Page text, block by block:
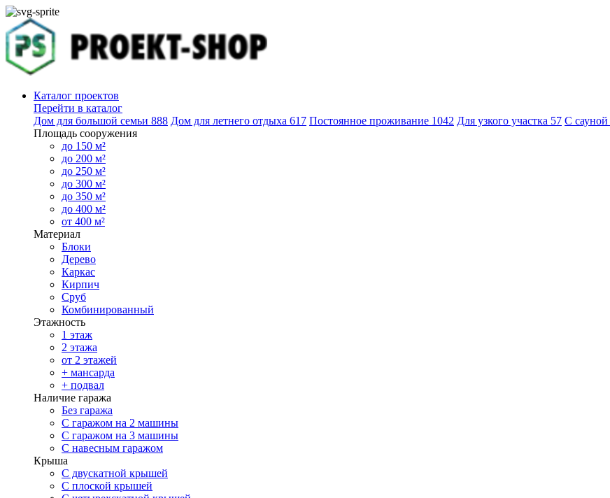
Каталог проектов
Перейти в каталог
Дом для большой семьи 888 Дом для летнего отдыха 617 Постоянное проживание 1042 Для узкого участка 57 С сауной
Площадь сооружения
до 150 м²
до 200 м²
до 250 м²
до 300 м²
до 350 м²
до 400 м²
от 400 м²
Материал
Блоки
Дерево
Каркас
Кирпич
Сруб
Комбинированный
Этажность
1 этаж
2 этажа
от 2 этажей
+ мансарда
+ подвал
Наличие гаража
Без гаража
С гаражом на 2 машины
С гаражом на 3 машины
С навесным гаражом
Крыша
С двускатной крышей
С плоской крышей